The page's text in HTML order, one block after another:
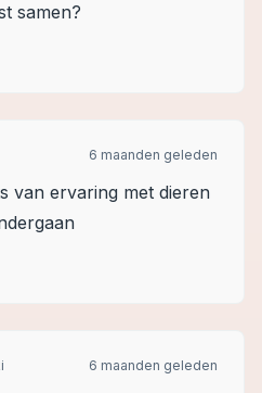
samen?
6 maanden geleden
van ervaring met dieren
6 maanden geleden